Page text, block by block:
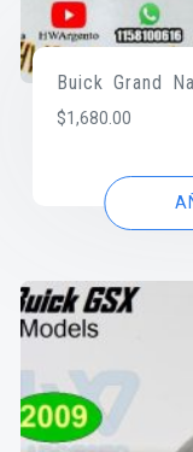
Buick Grand
$1,680.00